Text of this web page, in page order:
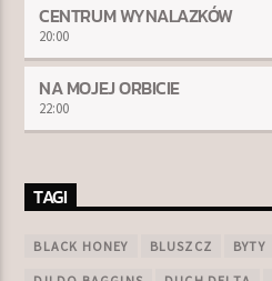
CENTRUM WYNALAZKÓW
20:00
NA MOJEJ ORBICIE
22:00
TAGI
BLACK HONEY BLUSZCZ BYTY